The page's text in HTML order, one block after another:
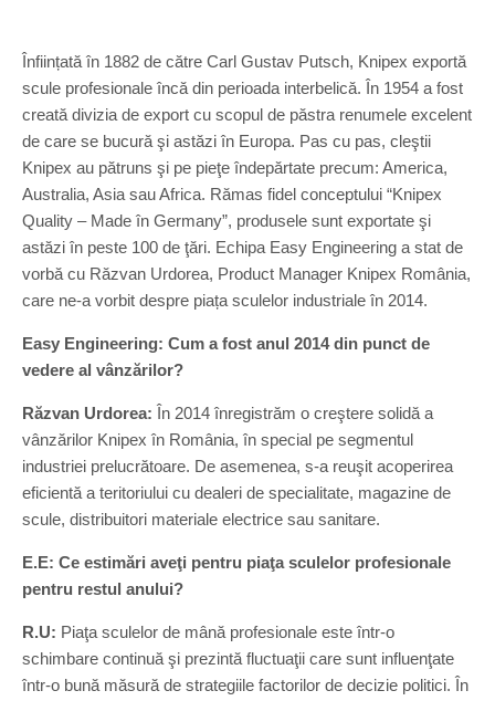
Înființată în 1882 de către Carl Gustav Putsch, Knipex exportă
scule profesionale încă din perioada interbelică. În 1954 a fost
creată divizia de export cu scopul de păstra renumele excelent
de care se bucură şi astăzi în Europa. Pas cu pas, cleştii
Knipex au pătruns şi pe pieţe îndepărtate precum: America,
Australia, Asia sau Africa. Rămas fidel conceptului “Knipex
Quality – Made în Germany”, produsele sunt exportate şi
astăzi în peste 100 de ţări. Echipa Easy Engineering a stat de
vorbă cu Răzvan Urdorea, Product Manager Knipex România,
care ne-a vorbit despre piața sculelor industriale în 2014.
Easy Engineering: Cum a fost anul 2014 din punct de
vedere al vânzărilor?
Răzvan Urdorea: În 2014 înregistrăm o creştere solidă a
vânzărilor Knipex în România, în special pe segmentul
industriei prelucrătoare. De asemenea, s-a reuşit acoperirea
eficientă a teritoriului cu dealeri de specialitate, magazine de
scule, distribuitori materiale electrice sau sanitare.
E.E: Ce estimări aveţi pentru piaţa sculelor profesionale
pentru restul anului?
R.U: Piaţa sculelor de mână profesionale este într-o
schimbare continuă şi prezintă fluctuaţii care sunt influenţate
într-o bună măsură de strategiile factorilor de decizie politici. În